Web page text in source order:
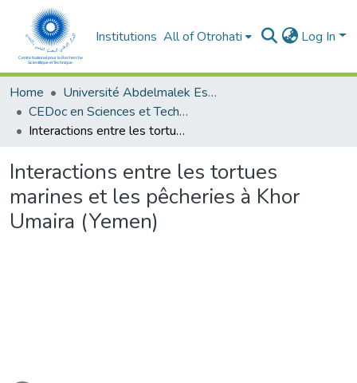
Institutions All of Otrohati Log In
Home
Université Abdelmalek Essaâdi - Tétouan
CEDoc en Sciences et Techniques et Sciences Médicales (CED - STSM)
Interactions entre les tortues marines et les pêcheries à Khor Umaira (Yemen)
Interactions entre les tortues
marines et les pêcheries à Khor
Umaira (Yemen)